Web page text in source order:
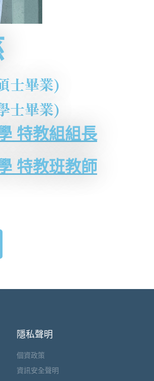
士畢業)
士畢業)
特教組組長
特教班教師
隱私聲明
個資政策
資訊安全聲明